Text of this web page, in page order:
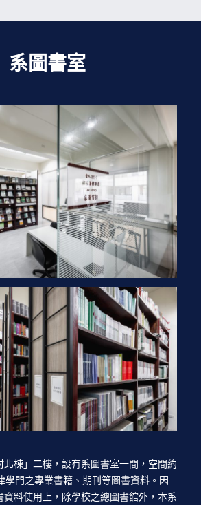
系圖書室
棟」二樓，設有系圖書室一間，空間約
學門之專業書籍、期刊等圖書資料。因
資料使用上，除學校之總圖書館外，本系